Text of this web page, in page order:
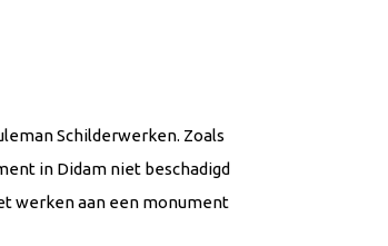
Schilderwerken. Zoals
in Didam niet beschadigd
werken aan een monument